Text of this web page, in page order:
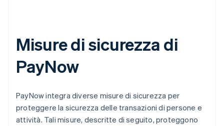
Misure di sicurezza di
PayNow
PayNow integra diverse misure di sicurezza per
proteggere la sicurezza delle transazioni di persone e
attività. Tali misure, descritte di seguito, proteggono